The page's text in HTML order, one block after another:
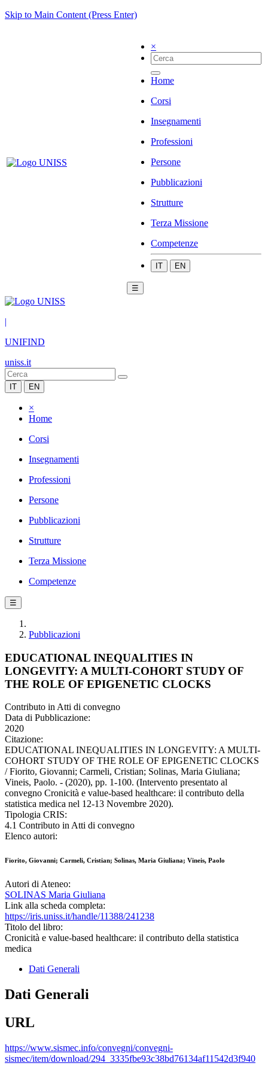
Skip to Main Content (Press Enter)
×
Home
Corsi
Insegnamenti
Professioni
Persone
Pubblicazioni
Strutture
Terza Missione
Competenze
IT EN
☰
|
UNIFIND
uniss.it
IT EN
×
Home
Corsi
Insegnamenti
Professioni
Persone
Pubblicazioni
Strutture
Terza Missione
Competenze
☰
Pubblicazioni
EDUCATIONAL INEQUALITIES IN
LONGEVITY: A MULTI-COHORT STUDY OF
THE ROLE OF EPIGENETIC CLOCKS
Contributo in Atti di convegno
Data di Pubblicazione:
2020
Citazione:
EDUCATIONAL INEQUALITIES IN LONGEVITY: A MULTI-
COHORT STUDY OF THE ROLE OF EPIGENETIC CLOCKS
/ Fiorito, Giovanni; Carmeli, Cristian; Solinas, Maria Giuliana;
Vineis, Paolo. - (2020), pp. 1-100. (Intervento presentato al
convegno Cronicità e value-based healthcare: il contributo della
statistica medica nel 12-13 Novembre 2020).
Tipologia CRIS:
4.1 Contributo in Atti di convegno
Elenco autori:
Fiorito, Giovanni; Carmeli, Cristian; Solinas, Maria Giuliana; Vineis, Paolo
Autori di Ateneo:
SOLINAS Maria Giuliana
Link alla scheda completa:
https://iris.uniss.it/handle/11388/241238
Titolo del libro:
Cronicità e value-based healthcare: il contributo della statistica
medica
Dati Generali
Dati Generali
URL
https://www.sismec.info/convegni/convegni-
sismec/item/download/294_3335fbe93c38bd76134af11542d3f940